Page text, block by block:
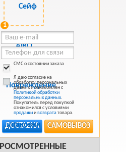
1
СМС о состоянии заказа
Я даю согласие на
обработку персональных
данных и ознакомлен с
Политикой обработки
персональных данных.
Покупатель перед покупкой
ознакомился с условиями
продажиивозврататовара.
САМОВЫВОЗ
ДОСТАВКА